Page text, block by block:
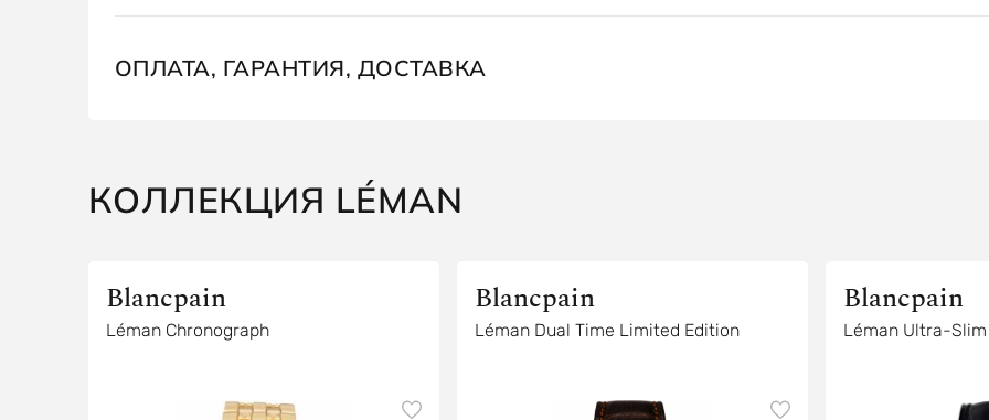
ОПЛАТА, ГАРАНТИЯ, ДОСТАВКА
КОЛЛЕКЦИЯ LÉMAN
Blancpain
Léman Chronograph
Blancpain
Léman Dual Time Limited Edition
Blancpain
Léman Ultra-Slim